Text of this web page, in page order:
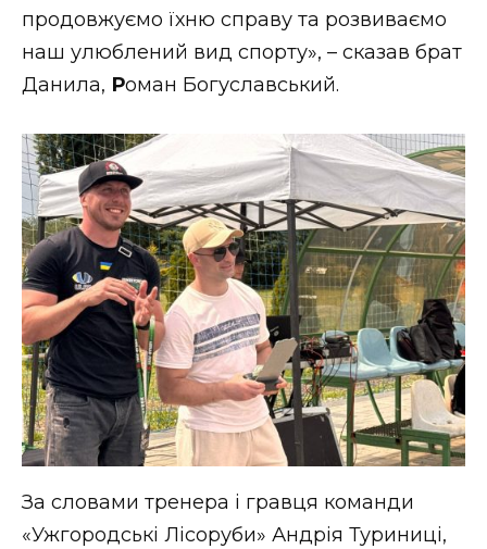
продовжуємо їхню справу та розвиваємо
наш улюблений вид спорту», – сказав брат
Данила, Роман Богуславський.
За словами тренера і гравця команди
«Ужгородські Лісоруби» Андрія Туриниці,